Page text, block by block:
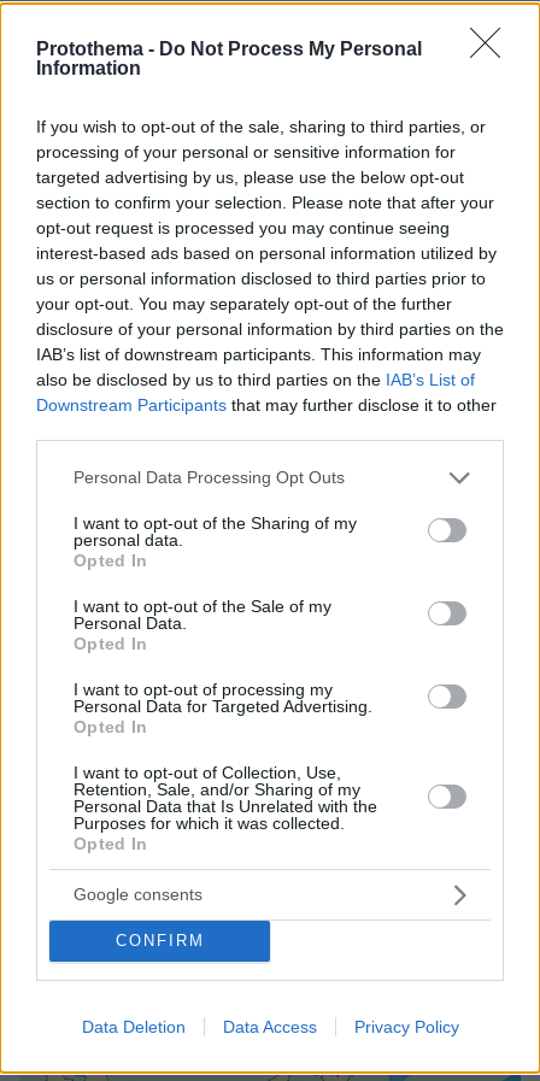
Protothema - Do Not Process My Personal
Information
If you wish to opt-out of the sale, sharing to third parties, or
processing of your personal or sensitive information for
targeted advertising by us, please use the below opt-out
section to confirm your selection. Please note that after your
opt-out request is processed you may continue seeing
interest-based ads based on personal information utilized by
us or personal information disclosed to third parties prior to
your opt-out. You may separately opt-out of the further
disclosure of your personal information by third parties on the
IAB’s list of downstream participants. This information may
also be disclosed by us to third parties on the IAB’s List of
Downstream Participants that may further disclose it to other
Please note that this website/app uses one or more Google
not limited to your visit or usage behaviour. You may click to
grant or deny consent to Google and its third-party tags to
use your data for below specified purposes in below Google
consent section.
Personal Data Processing Opt Outs
I want to opt-out of the Sharing of my
personal data.
Opted In
I want to opt-out of the Sale of my
Personal Data.
Opted In
I want to opt-out of processing my
Personal Data for Targeted Advertising.
Opted In
I want to opt-out of Collection, Use,
Retention, Sale, and/or Sharing of my
Personal Data that Is Unrelated with the
Purposes for which it was collected.
Opted In
Google consents
CONFIRM
Data Deletion Data Access Privacy Policy
29.000 ευρώ «γονατίζουν» τις επιχειρήσεις
Δείτε τα ποσά που κλήθηκαν να πληρώσουν έξι
τιμολόγησης στο Κουφονήσι και στις Μικρές
Κυκλάδες η ακριβότερη του Αιγαίου;
11.09.2025, 09:01